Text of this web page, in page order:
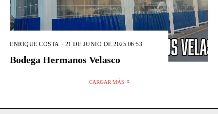
ENRIQUE COSTA - 21 DE JUNIO DE 2025 06:53
Bodega Hermanos Velasco
CARGAR MÁS